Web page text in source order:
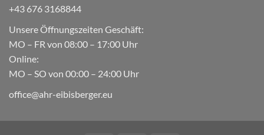
+43 676 3168844
Unsere Öffnungszeiten Geschäft:
MO – FR von 08:00 – 17:00 Uhr
Online:
MO – SO von 00:00 – 24:00 Uhr
office@ahr-eibisberger.eu